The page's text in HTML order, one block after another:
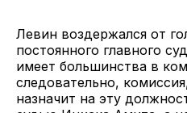
Левин воздержался от
постоянного главного
имеет большинства в
следовательно,
назначит на эту